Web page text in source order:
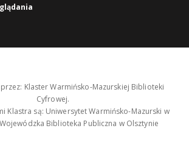
Klaster Warmińsko-Mazurskiej Biblioteki
Cyfrowej.
Klastra są: Uniwersytet Warmińsko-Mazurski w
Biblioteka Publiczna w Olsztynie